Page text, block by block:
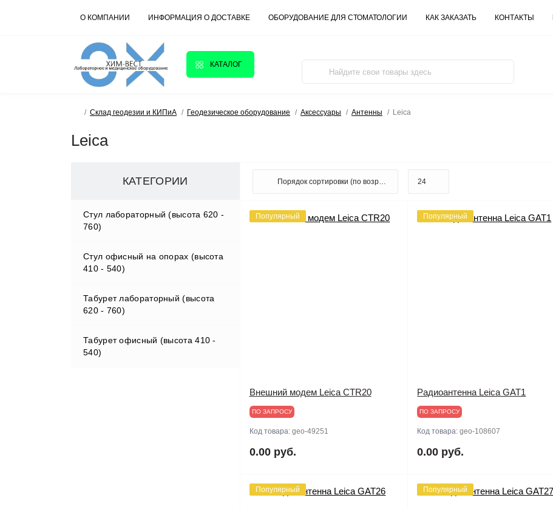
О КОМПАНИИ ИНФОРМАЦИЯ О ДОСТАВКЕ ОБОРУДОВАНИЕ ДЛЯ СТОМАТОЛОГИИ КАК ЗАКАЗАТЬ КОНТАКТЫ
КАТАЛОГ
Склад геодезии и КИПиА Геодезическое оборудование Аксессуары Антенны Leica
Leica
КАТЕГОРИИ
Стул лабораторный (высота 620 -
760)
Стул офисный на опорах (высота
410 - 540)
Табурет лабораторный (высота
620 - 760)
Табурет офисный (высота 410 -
540)
Популярный
Внешний модем Leica CTR20
ПО ЗАПРОСУ
Код товара: geo-49251
0.00 руб.
Популярный
Радиоантенна Leica GAT1
ПО ЗАПРОСУ
Код товара:geo-108607
0.00 руб.
Популярный Популярный